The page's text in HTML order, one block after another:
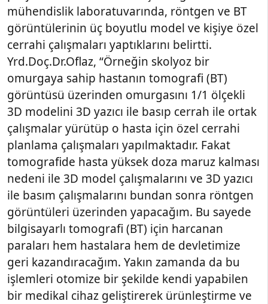
mühendislik laboratuvarında, röntgen ve BT
görüntülerinin üç boyutlu model ve kişiye özel
cerrahi çalışmaları yaptıklarını belirtti.
Yrd.Doç.Dr.Oflaz, “Örneğin skolyoz bir
omurgaya sahip hastanın tomografi (BT)
görüntüsü üzerinden omurgasını 1/1 ölçekli
3D modelini 3D yazıcı ile basıp cerrah ile ortak
çalışmalar yürütüp o hasta için özel cerrahi
planlama çalışmaları yapılmaktadır. Fakat
tomografide hasta yüksek doza maruz kalması
nedeni ile 3D model çalışmalarını ve 3D yazıcı
ile basım çalışmalarını bundan sonra röntgen
görüntüleri üzerinden yapacağım. Bu sayede
bilgisayarlı tomografi (BT) için harcanan
paraları hem hastalara hem de devletimize
geri kazandıracağım. Yakın zamanda da bu
işlemleri otomize bir şekilde kendi yapabilen
bir medikal cihaz geliştirerek ürünleştirme ve